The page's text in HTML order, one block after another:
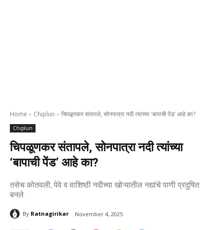
Home Chiplun चिपळूणकर संतापले, सोनपात्रा नदी त्यांच्या 'बापाची पेंड' आहे का?
Chiplun
चिपळूणकर संतापले, सोनपात्रा नदी त्यांच्या
‘बापाची पेंड’ आहे का?
तसेच कोतवली, पेवे व वाशिष्ठी नदीच्या खोऱ्यातील नद्यांचे पाणी प्रदुषित
बनले.
By Ratnagirikar November 4, 2025